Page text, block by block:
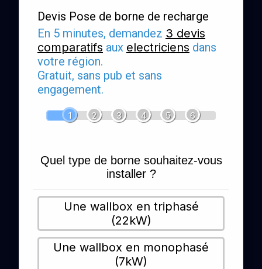
Devis Pose de borne de recharge
En 5 minutes, demandez 3 devis
comparatifs aux electriciens dans
votre région.
Gratuit, sans pub et sans
engagement.
1 2 3 4 5 6
Quel type de borne souhaitez-vous
installer ?
Une wallbox en triphasé
(22kW)
Une wallbox en monophasé
(7kW)